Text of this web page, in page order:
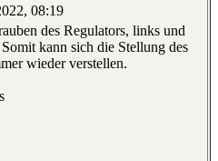
08:19
des Regulators, links und
kann sich die Stellung des
wieder verstellen.